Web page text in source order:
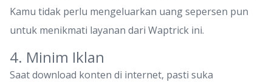
Kamu tidak perlu mengeluarkan uang sepersen pun
untuk menikmati layanan dari Waptrick ini.
4. Minim Iklan
Saat download konten di internet, pasti suka